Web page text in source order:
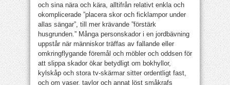
och sina nära och kära, alltifrån relativt enkla och
okomplicerade ”placera skor och ficklampor under
allas sängar”, till mer krävande ”förstärk
husgrunden.” Många personskador i en jordbävning
uppstår när människor träffas av fallande eller
omkringflygande föremål och möbler och oddsen för
att slippa skador ökar betydligt om bokhyllor,
kylskåp och stora tv-skärmar sitter ordentligt fast,
och om vaser, tavlor och annat löst småkrafs